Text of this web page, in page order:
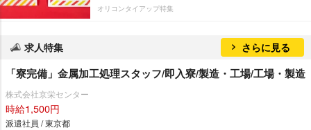
オリコンタイアップ特集
求人特集 さらに見る
「寮完備」金属加工処理スタッフ/即入寮/製造・工場/工場・製造
株式会社京栄センター
時給1,500円
派遣社員 / 東京都